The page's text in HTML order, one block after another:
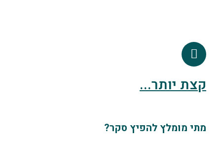
קצת יותר...
מתי מומלץ להפיץ סקר?